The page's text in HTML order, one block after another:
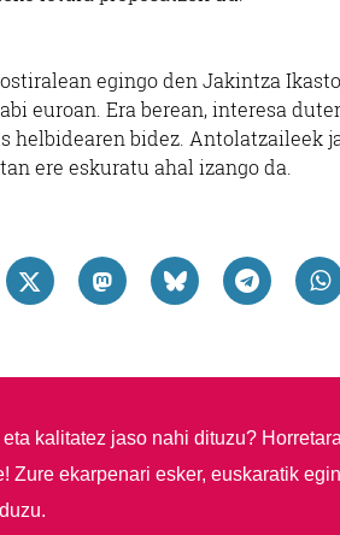
egingo den Jakintza
euroan. Era berean, interesa
helbidearen bidez. Antolatzaileek
ere eskuratu ahal izango da.
kalitatez jaso nahi dituzu?
Zure ekarpenari esker, euskaratik